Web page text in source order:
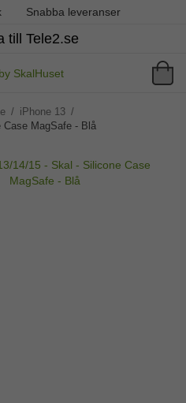
Snabba leveranser
till Tele2.se
/ iPhone 13 /
MagSafe - Blå